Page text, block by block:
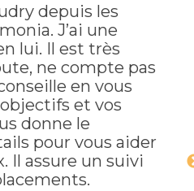
depuis les
J’ai une
lui. Il est très
ne compte pas
en vous
et vos
donne le
pour vous aider
Il assure un suivi